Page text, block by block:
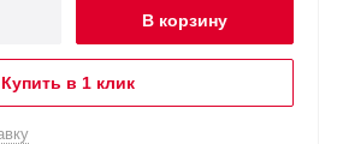
В корзину
Купить в 1 клик